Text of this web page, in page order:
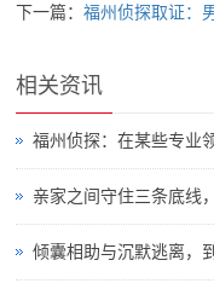
下一篇：福州侦探取证：
相关资讯
福州侦探：在某些专业
亲家之间守住三条底线
倾囊相助与沉默逃离，